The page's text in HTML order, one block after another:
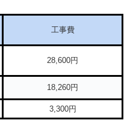
工事費
28,600円
18,260円
3,300円